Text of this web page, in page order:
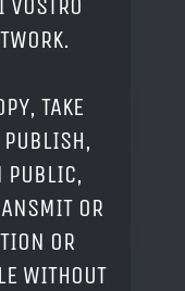
VOSTRO
TAKE
PUBLISH,
PUBLIC,
OR
OR
WITHOUT